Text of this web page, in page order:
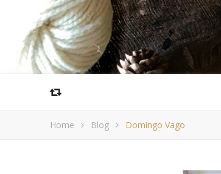
Home Blog Domingo Vago